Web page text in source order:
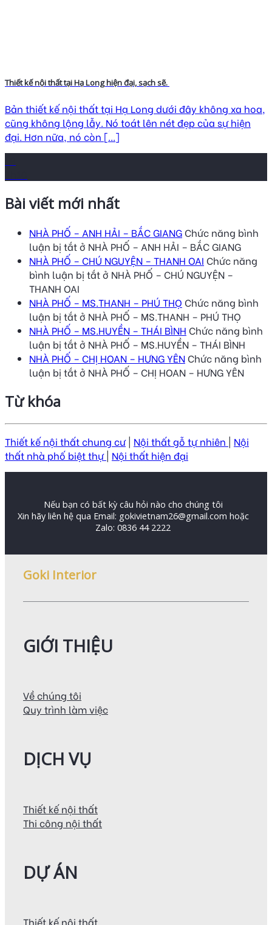
Thiết kế nội thất tại Hạ Long hiện đại, sạch sẽ.
Bản thiết kế nội thất tại Hạ Long dưới đây không xa hoa,
cũng không lộng lẫy. Nó toát lên nét đẹp của sự hiện
đại. Hơn nữa, nó còn [...]
Bài viết mới nhất
NHÀ PHỐ – ANH HẢI – BẮC GIANG Chức năng bình
luận bị tắtở NHÀ PHỐ – ANH HẢI – BẮC GIANG
NHÀ PHỐ – CHÚ NGUYỆN – THANH OAI Chức năng
bình luận bị tắtở NHÀ PHỐ – CHÚ NGUYỆN –
THANH OAI
NHÀ PHỐ – MS.THANH – PHÚ THỌ Chức năng bình
luận bị tắtở NHÀ PHỐ – MS.THANH – PHÚ THỌ
NHÀ PHỐ – MS.HUYỀN – THÁI BÌNH Chức năng bình
luận bị tắtở NHÀ PHỐ – MS.HUYỀN – THÁI BÌNH
NHÀ PHỐ – CHỊ HOAN – HƯNG YÊN Chức năng bình
luận bị tắtở NHÀ PHỐ – CHỊ HOAN – HƯNG YÊN
Từ khóa
Thiết kế nội thất chung cư| Nội thất gỗ tự nhiên | Nội
thất nhà phố biệt thự| Nội thất hiện đại
Nếu bạn có bất kỳ câu hỏi nào cho chúng tôi
Xin hãy liên hệ qua Email: gokivietnam26@gmail.com hoặc
Zalo: 0836 44 2222
Goki Interior
GIỚI THIỆU
Về chúng tôi
Quy trình làm việc
DỊCH VỤ
Thiết kế nội thất
Thi công nội thất
DỰ ÁN
Thiết kế nội thất